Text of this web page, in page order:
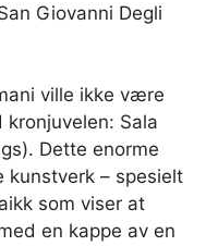
Giovanni Degli
ville ikke være
Sala
Dette enorme
kunstverk – spesielt
som viser at
en kappe av en